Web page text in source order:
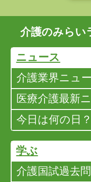
介護のみらい
ニュース
介護業界ニュ
医療介護最新
今日は何の日
学ぶ
介護国試過去